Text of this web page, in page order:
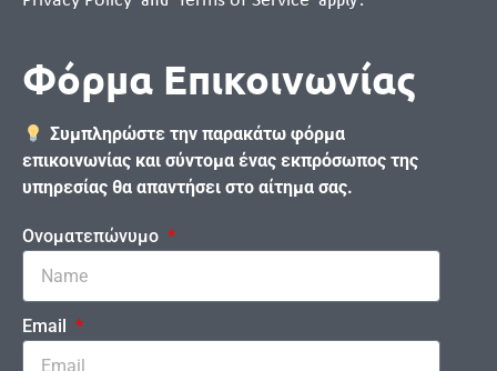
Φόρμα Επικοινωνίας
Συμπληρώστε την παρακάτω φόρμα
επικοινωνίας και σύντομα ένας εκπρόσωπος της
υπηρεσίας θα απαντήσει στο αίτημα σας.
Ονοματεπώνυμο
Email